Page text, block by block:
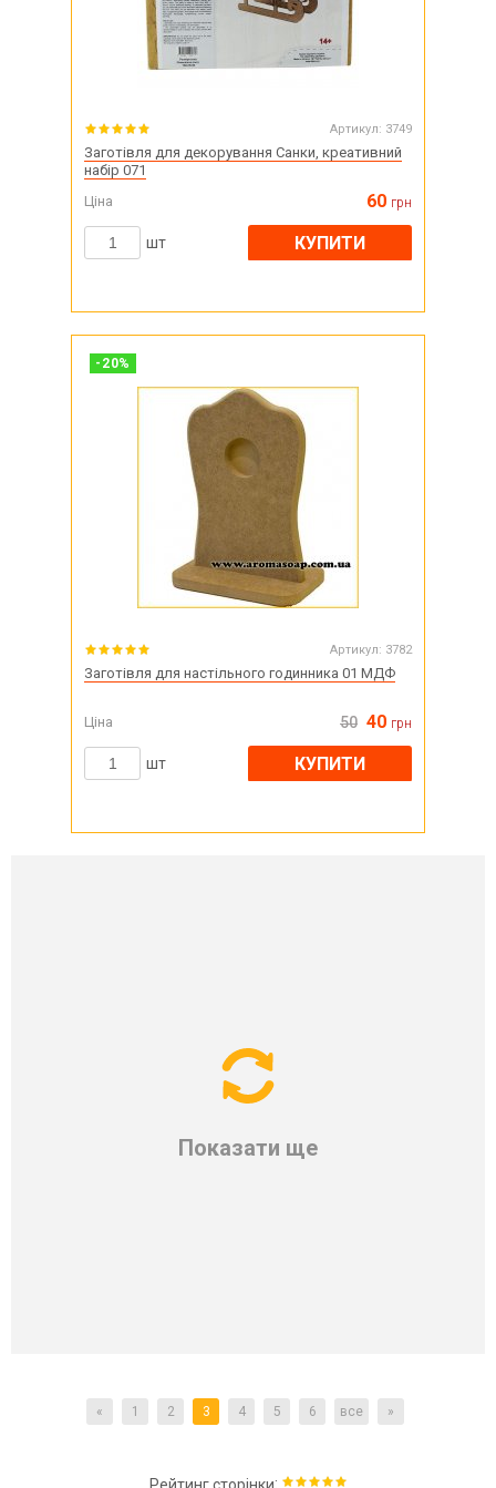
Артикул: 3749
Заготівля для декорування Санки, креативний
набір 071
Ціна
60 грн
шт КУПИТИ
- 20%
Артикул: 3782
Заготівля для настільного годинника 01 МДФ
Ціна 50 40 грн
шт КУПИТИ
Показати ще
« 1 2 3 4 5 6 все »
: